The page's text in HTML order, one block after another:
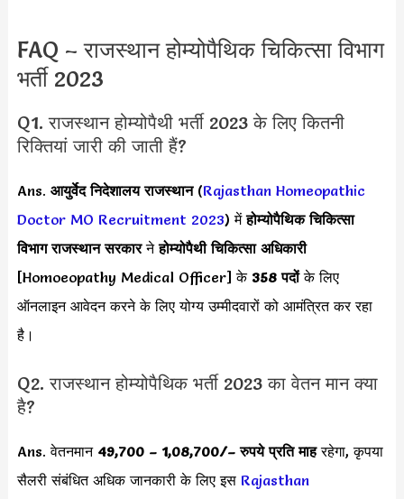
FAQ – राजस्थान होम्योपैथिक चिकित्सा विभाग
भर्ती 2023
Q1. राजस्थान होम्योपैथी भर्ती 2023 के लिए कितनी
रिक्तियां जारी की जाती हैं?
Ans. आयुर्वेद निदेशालय राजस्थान(Rajasthan Homeopathic
Doctor MO Recruitment 2023) मेंहोम्योपैथिक चिकित्सा
विभाग राजस्थान सरकारनेहोम्योपैथी चिकित्सा अधिकारी
[Homoeopathy Medical Officer] के 358 पदोंके लिए
ऑनलाइन आवेदन करने के लिए योग्य उम्मीदवारों को आमंत्रित कर रहा
है।
Q2. राजस्थान होम्योपैथिक भर्ती 2023 का वेतन मान क्या
है?
Ans. वेतनमान 49,700 – 1,08,700/– रुपये प्रति माहरहेगा, कृपया
सैलरी संबंधित अधिक जानकारी के लिए इस Rajasthan